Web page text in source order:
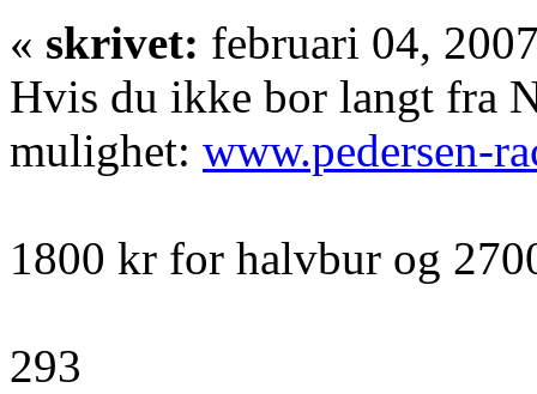
« skrivet: februari 04,
Hvis du ikke bor langt fra
mulighet: www.pedersen-
1800 kr for halvbur og
293